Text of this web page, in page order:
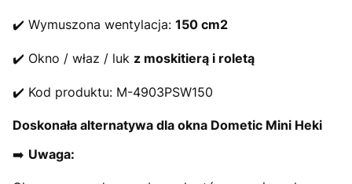
✔️ Wymuszona wentylacja: 150 cm2
✔️ Okno / właz / luk z moskitierą i roletą
✔️ Kod produktu: M-4903PSW150
Doskonała alternatywa dla okna Dometic Mini Heki
➡️ Uwaga: